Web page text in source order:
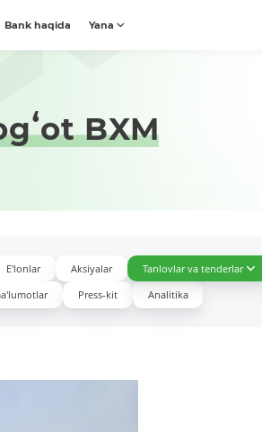
Bank haqida Yana
BXM
E'lonlar Aksiyalar Tanlovlar va tenderlar
Press-kit Analitika